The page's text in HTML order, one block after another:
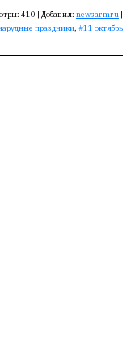
410 | Добавил: newsarmru |
праздники, 11 октябрь